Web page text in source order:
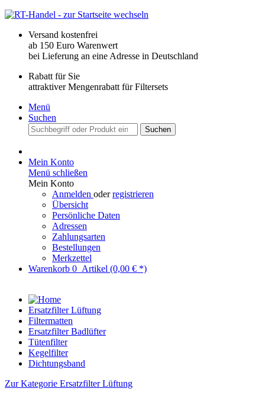
Versand kostenfrei
ab 150 Euro Warenwert
bei Lieferung an eine Adresse in Deutschland
Rabatt für Sie
attraktiver Mengenrabatt für Filtersets
Menü
Suchen
Suchen
Mein Konto
Menü schließen
Mein Konto
Anmelden oderregistrieren
Übersicht
Persönliche Daten
Adressen
Zahlungsarten
Bestellungen
Merkzettel
Warenkorb 0 Artikel (0,00 € *)
Ersatzfilter Lüftung
Filtermatten
Ersatzfilter Badlüfter
Tütenfilter
Kegelfilter
Dichtungsband
Zur Kategorie Ersatzfilter Lüftung